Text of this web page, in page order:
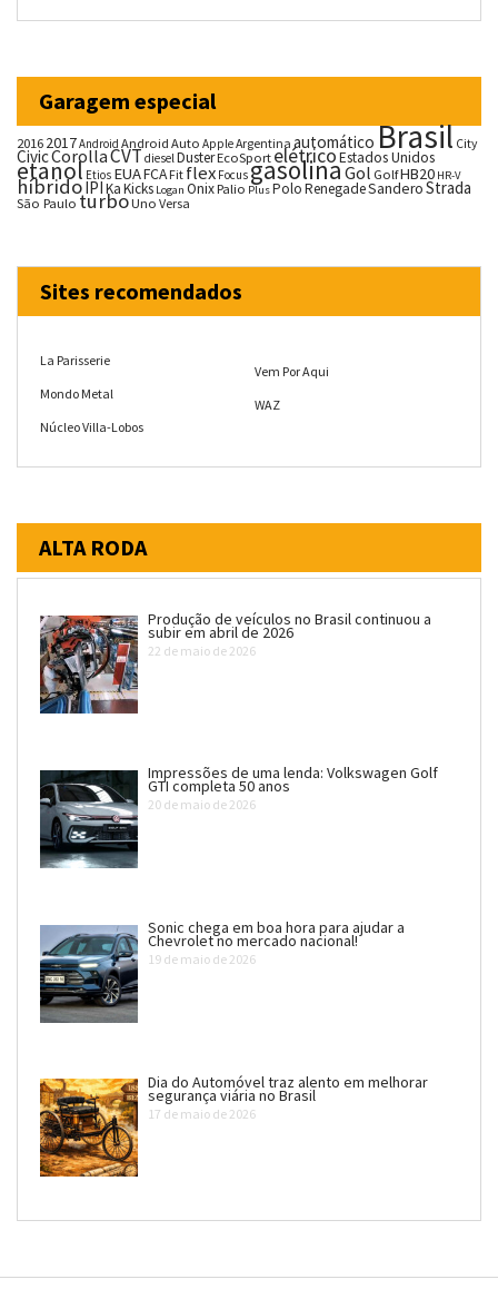
Garagem especial
20162017Android Android Auto AppleArgentina automáticoBrasil City
CivicCorollaCVTdieselDusterEcoSportelétricoEstados Unidos
etanol Etios EUAFCA Fit flex FocusgasolinaGol GolfHB20 HR-V
híbridoIPIKaKicks Logan OnixPalio PlusPoloRenegadeSanderoStrada
São Paulo turboUno Versa
Sites recomendados
La Parisserie
Mondo Metal
Núcleo Villa-Lobos
Vem Por Aqui
WAZ
ALTA RODA
Produção de veículos no Brasil continuou a
subir em abril de 2026
22 de maio de 2026
Impressões de uma lenda: Volkswagen Golf
GTI completa 50 anos
20 de maio de 2026
Sonic chega em boa hora para ajudar a
Chevrolet no mercado nacional!
19 de maio de 2026
Dia do Automóvel traz alento em melhorar
segurança viária no Brasil
17 de maio de 2026